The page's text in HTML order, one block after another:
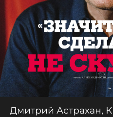
Дмитрий Астрахан,